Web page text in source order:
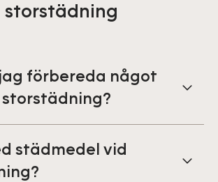
storstädning
förbereda något
städmedel vid